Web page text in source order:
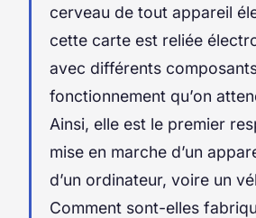
cerveau de tout appareil
cette carte est reliée
avec différents
fonctionnement qu’on
Ainsi, elle est le premier
mise en marche d’un
d’un ordinateur, voire un
Comment sont-elles